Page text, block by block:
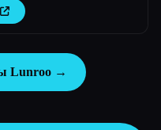
Lunroo →